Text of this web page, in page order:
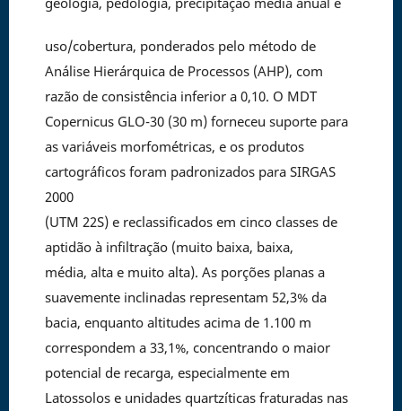
uso/cobertura, ponderados pelo método de
Análise Hierárquica de Processos (AHP), com
razão de consistência inferior a 0,10. O MDT
Copernicus GLO-30 (30 m) forneceu suporte para
as variáveis morfométricas, e os produtos
cartográficos foram padronizados para SIRGAS
2000
(UTM 22S) e reclassificados em cinco classes de
aptidão à infiltração (muito baixa, baixa,
média, alta e muito alta). As porções planas a
suavemente inclinadas representam 52,3% da
bacia, enquanto altitudes acima de 1.100 m
correspondem a 33,1%, concentrando o maior
potencial de recarga, especialmente em
Latossolos e unidades quartzíticas fraturadas nas